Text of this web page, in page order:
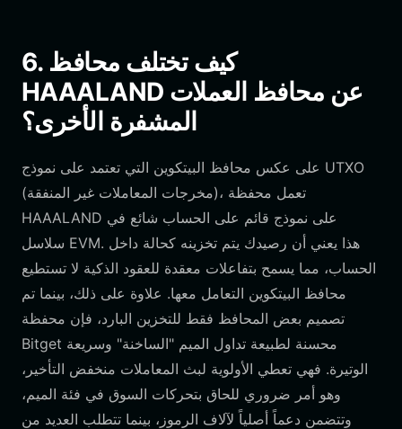
6. كيف تختلف محافظ
HAAALAND عن محافظ العملات
المشفرة الأخرى؟
على عكس محافظ البيتكوين التي تعتمد على نموذج UTXO
(مخرجات المعاملات غير المنفقة)، تعمل محفظة
HAAALAND على نموذج قائم على الحساب شائع في
سلاسل EVM. هذا يعني أن رصيدك يتم تخزينه كحالة داخل
الحساب، مما يسمح بتفاعلات معقدة للعقود الذكية لا تستطيع
محافظ البيتكوين التعامل معها. علاوة على ذلك، بينما تم
تصميم بعض المحافظ فقط للتخزين البارد، فإن محفظة
Bitget محسنة لطبيعة تداول الميم "الساخنة" وسريعة
الوتيرة. فهي تعطي الأولوية لبث المعاملات منخفض التأخير،
وهو أمر ضروري للحاق بتحركات السوق في فئة الميم،
وتتضمن دعماً أصلياً لآلاف الرموز، بينما تتطلب العديد من